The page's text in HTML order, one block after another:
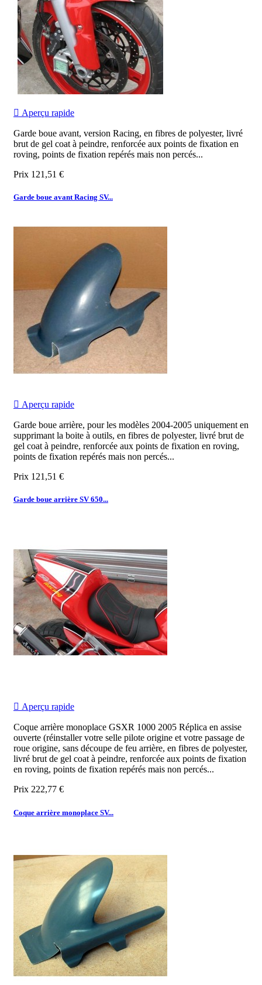
 Aperçu rapide
Garde boue avant, version Racing, en fibres de polyester, livré
brut de gel coat à peindre, renforcée aux points de fixation en
roving, points de fixation repérés mais non percés...
Prix 121,51 €
Garde boue avant Racing SV...
 Aperçu rapide
Garde boue arrière, pour les modèles 2004-2005 uniquement en
supprimant la boite à outils, en fibres de polyester, livré brut de
gel coat à peindre, renforcée aux points de fixation en roving,
points de fixation repérés mais non percés...
Prix 121,51 €
Garde boue arrière SV 650...
 Aperçu rapide
Coque arrière monoplace GSXR 1000 2005 Réplica en assise
ouverte (réinstaller votre selle pilote origine et votre passage de
roue origine, sans découpe de feu arrière, en fibres de polyester,
livré brut de gel coat à peindre, renforcée aux points de fixation
en roving, points de fixation repérés mais non percés...
Prix 222,77 €
Coque arrière monoplace SV...